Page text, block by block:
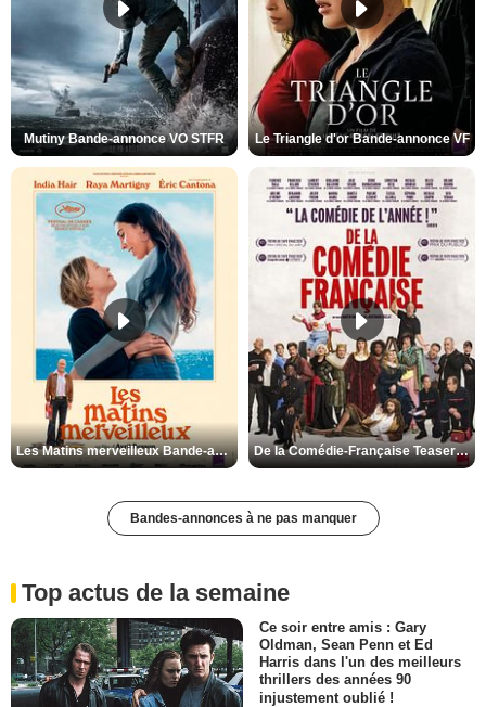
Mutiny Bande-annonce VO STFR Le Triangle d'or Bande-annonce VF
Les Matins merveilleux Bande-annonce VF De la Comédie-Française Teaser VF
Bandes-annonces à ne pas manquer
Top actus de la semaine
Ce soir entre amis : Gary
Oldman, Sean Penn et Ed
Harris dans l'un des meilleurs
thrillers des années 90
injustement oublié !